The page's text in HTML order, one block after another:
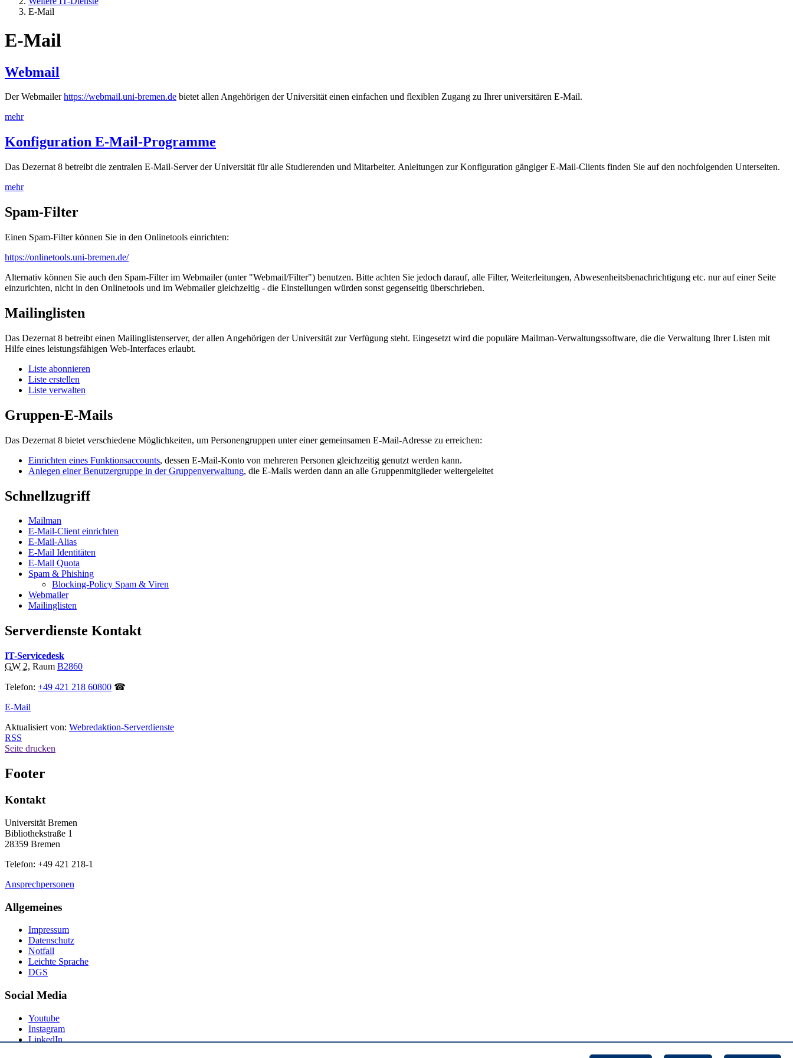
E-Mail
E-Mail
Webmail
Der Webmailerhttps://webmail.uni-bremen.de bietet allen Angehörigen der Universität einen einfachen und flexiblen Zugang zu Ihrer universitären E-Mail.
mehr
Konfiguration E-Mail-Programme
Das Dezernat 8 betreibt die zentralen E-Mail-Server der Universität für alle Studierenden und Mitarbeiter. Anleitungen zur Konfiguration gängiger E-Mail-Clients finden Sie auf den nochfolgenden Unterseiten.
mehr
Spam-Filter
Einen Spam-Filter können Sie in den Onlinetools einrichten:
https://onlinetools.uni-bremen.de/
Alternativ können Sie auch den Spam-Filter im Webmailer (unter "Webmail/Filter") benutzen. Bitte achten Sie jedoch darauf, alle Filter, Weiterleitungen, Abwesenheitsbenachrichtigung etc. nur auf einer Seite
einzurichten, nicht in den Onlinetools und im Webmailer gleichzeitig - die Einstellungen würden sonst gegenseitig überschrieben.
Mailinglisten
Das Dezernat 8 betreibt einen Mailinglistenserver, der allen Angehörigen der Universität zur Verfügung steht. Eingesetzt wird die populäre Mailman-Verwaltungssoftware, die die Verwaltung Ihrer Listen mit
Hilfe eines leistungsfähigen Web-Interfaces erlaubt.
Liste abonnieren
Liste erstellen
Liste verwalten
Gruppen-E-Mails
Das Dezernat 8 bietet verschiedene Möglichkeiten, um Personengruppen unter einer gemeinsamen E-Mail-Adresse zu erreichen:
Einrichten eines Funktionsaccounts, dessen E-Mail-Konto von mehreren Personen gleichzeitig genutzt werden kann.
Anlegen einer Benutzergruppe in der Gruppenverwaltung, die E-Mails werden dann an alle Gruppenmitglieder weitergeleitet
Schnellzugriff
Mailman
E-Mail-Client einrichten
E-Mail-Alias
E-Mail Identitäten
E-Mail Quota
Spam & Phishing
Blocking-Policy Spam & Viren
Webmailer
Mailinglisten
Serverdienste Kontakt
IT-Servicedesk
GW 2, Raum B2860
Telefon: +49 421 218 60800 ☎
E-Mail
Aktualisiert von: Webredaktion-Serverdienste
RSS
Seite drucken
Footer
Kontakt
Universität Bremen
Bibliothekstraße 1
28359 Bremen
Telefon: +49 421 218-1
Ansprechpersonen
Allgemeines
Impressum
Datenschutz
Notfall
Leichte Sprache
DGS
Social Media
Youtube
Instagram
LinkedIn